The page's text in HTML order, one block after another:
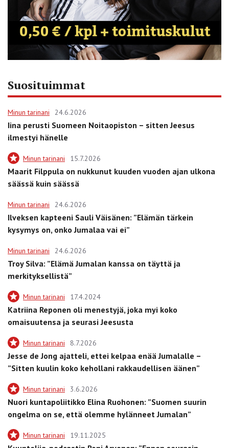
Suosituimmat
Minun tarinani 24.6.2026
Iina perusti Suomeen Noitaopiston – sitten Jeesus
ilmestyi hänelle
Minun tarinani 15.7.2026
Maarit Filppula on nukkunut kuuden vuoden ajan ulkona
säässä kuin säässä
Minun tarinani 24.6.2026
Ilveksen kapteeni Sauli Väisänen: ”Elämän tärkein
kysymys on, onko Jumalaa vai ei”
Minun tarinani 24.6.2026
Troy Silva: ”Elämä Jumalan kanssa on täyttä ja
merkityksellistä”
Minun tarinani 17.4.2024
Katriina Reponen oli menestyjä, joka myi koko
omaisuutensa ja seurasi Jeesusta
Minun tarinani 8.7.2026
Jesse de Jong ajatteli, ettei kelpaa enää Jumalalle –
”Sitten kuulin koko kehollani rakkaudellisen äänen”
Minun tarinani 3.6.2026
Nuori kuntapoliitikko Elina Ruohonen: ”Suomen suurin
ongelma on se, että olemme hylänneet Jumalan”
Minun tarinani 19.11.2025